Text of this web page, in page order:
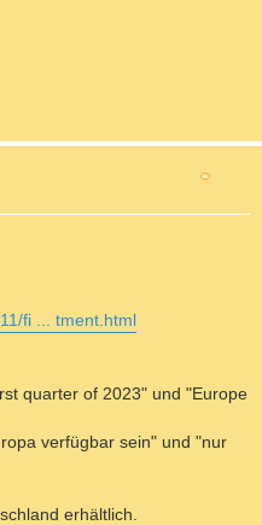
fi ... tment.html
quarter of 2023" und "Europe
verfügbar sein" und "nur
erhältlich.